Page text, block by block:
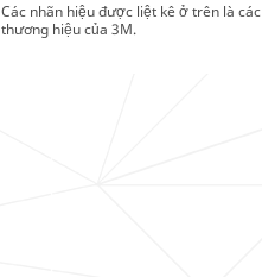
Các nhãn hiệu được liệt kê ở trên là các
thương hiệu của 3M.